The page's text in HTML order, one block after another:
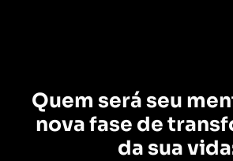
Quem será seu
nova fase de
da sua